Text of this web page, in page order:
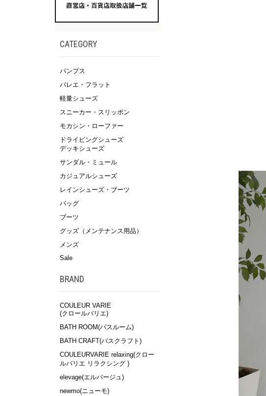
CATEGORY
パンプス
バレエ・フラット
軽量シューズ
スニーカー・スリッポン
モカシン・ローファー
ドライビングシューズ
デッキシューズ
サンダル・ミュール
カジュアルシューズ
レインシューズ・ブーツ
バッグ
ブーツ
グッズ（メンテナンス用品）
メンズ
Sale
BRAND
COULEUR VARIE
(クロールバリエ)
BATH ROOM(バスルーム)
BATH CRAFT(バスクラフト)
COULEURVARIE relaxing(クロー
ルバリエ リラクシング )
elevage(エルバージュ)
newmo(ニューモ)